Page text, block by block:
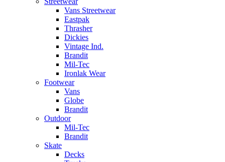
Vans Streetwear
Eastpak
Thrasher
Dickies
Vintage Ind.
Brandit
Mil-Tec
Ironlak Wear
Footwear
Vans
Globe
Brandit
Outdoor
Mil-Tec
Brandit
Skate
Decks